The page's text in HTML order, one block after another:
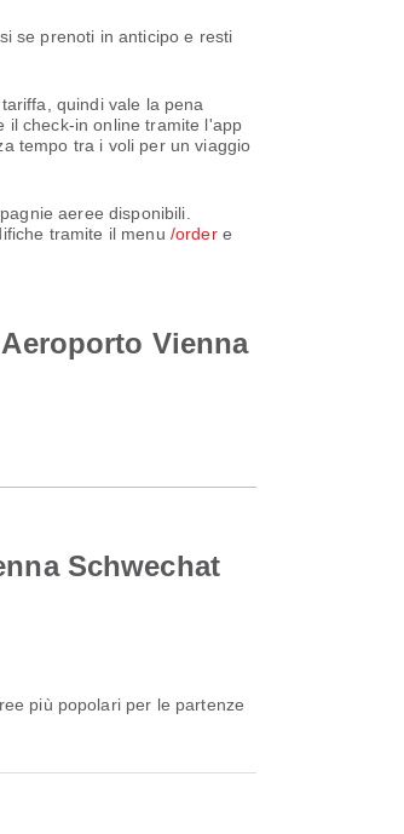
se prenoti in anticipo e resti
quindi vale la pena
il check-in online tramite l'app
tempo tra i voli per un viaggio
aeree disponibili.
tramite il menu /ordere
Vienna
Schwechat
più popolari per le partenze